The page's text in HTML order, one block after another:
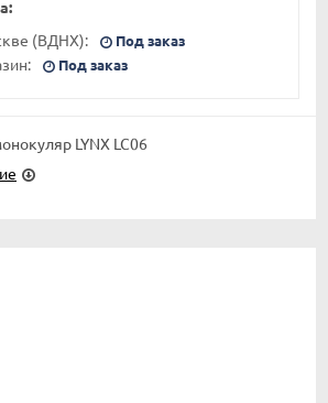
(ВДНХ):
Под заказ
Под заказ
LYNX LC06